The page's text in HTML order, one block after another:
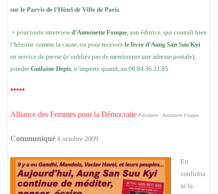
sur le Parvis de l’Hôtel de Ville de Paris.
+ pour toute interview d’Antoinette Fouque, son éditrice, qui connaît bien
l’héroïne comme la cause, ou pour recevoirle livre d’Aung San Suu Kyi
en service de presse (n’oubliez pas de mentionner une adresse postale),
joindre Guilaine Depis, n’importe quand, au 06.84.36.31.85.
*****
Alliance des Femmes pour la Démocratie Présidente : Antoinette Fouque
Communiqué 4 octobre 2009
En
confirma
nt la